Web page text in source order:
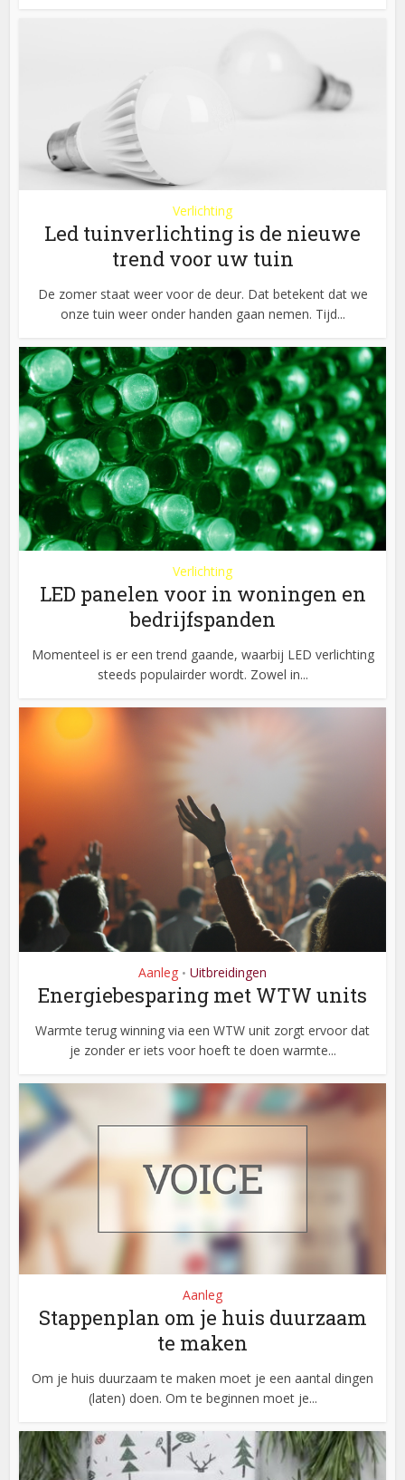
Verlichting
Led tuinverlichting is de nieuwe
trend voor uw tuin
De zomer staat weer voor de deur. Dat betekent dat we
onze tuin weer onder handen gaan nemen. Tijd...
Verlichting
LED panelen voor in woningen en
bedrijfspanden
Momenteel is er een trend gaande, waarbij LED verlichting
steeds populairder wordt. Zowel in...
Aanleg • Uitbreidingen
Energiebesparing met WTW units
Warmte terug winning via een WTW unit zorgt ervoor dat
je zonder er iets voor hoeft te doen warmte...
Aanleg
Stappenplan om je huis duurzaam
te maken
Om je huis duurzaam te maken moet je een aantal dingen
(laten) doen. Om te beginnen moet je...